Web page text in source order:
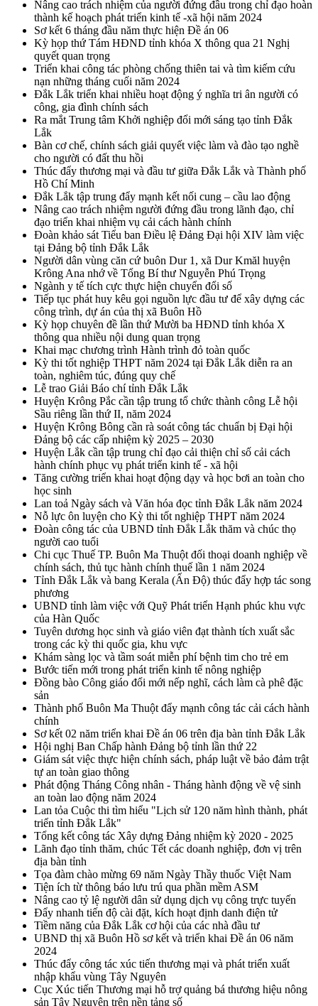
Nâng cao trách nhiệm của người đứng đầu trong chỉ đạo hoàn
thành kế hoạch phát triển kinh tế -xã hội năm 2024
Sơ kết 6 tháng đầu năm thực hiện Đề án 06
Kỳ họp thứ Tám HĐND tỉnh khóa X thông qua 21 Nghị
quyết quan trọng
Triển khai công tác phòng chống thiên tai và tìm kiếm cứu
nạn những tháng cuối năm 2024
Đắk Lắk triển khai nhiều hoạt động ý nghĩa tri ân người có
công, gia đình chính sách
Ra mắt Trung tâm Khởi nghiệp đổi mới sáng tạo tỉnh Đắk
Lắk
Bàn cơ chế, chính sách giải quyết việc làm và đào tạo nghề
cho người có đất thu hồi
Thúc đẩy thương mại và đầu tư giữa Đắk Lắk và Thành phố
Hồ Chí Minh
Đắk Lắk tập trung đẩy mạnh kết nối cung – cầu lao động
Nâng cao trách nhiệm người đứng đầu trong lãnh đạo, chỉ
đạo triển khai nhiệm vụ cải cách hành chính
Đoàn khảo sát Tiểu ban Điều lệ Đảng Đại hội XIV làm việc
tại Đảng bộ tỉnh Đắk Lắk
Người dân vùng căn cứ buôn Dur 1, xã Dur Kmăl huyện
Krông Ana nhớ về Tổng Bí thư Nguyễn Phú Trọng
Ngành y tế tích cực thực hiện chuyển đổi số
Tiếp tục phát huy kêu gọi nguồn lực đầu tư để xây dựng các
công trình, dự án của thị xã Buôn Hồ
Kỳ họp chuyên đề lần thứ Mười ba HĐND tỉnh khóa X
thông qua nhiều nội dung quan trọng
Khai mạc chương trình Hành trình đỏ toàn quốc
Kỳ thi tốt nghiệp THPT năm 2024 tại Đắk Lắk diễn ra an
toàn, nghiêm túc, đúng quy chế
Lễ trao Giải Báo chí tỉnh Đắk Lắk
Huyện Krông Pắc cần tập trung tổ chức thành công Lễ hội
Sầu riêng lần thứ II, năm 2024
Huyện Krông Bông cần rà soát công tác chuẩn bị Đại hội
Đảng bộ các cấp nhiệm kỳ 2025 – 2030
Huyện Lắk cần tập trung chỉ đạo cải thiện chỉ số cải cách
hành chính phục vụ phát triển kinh tế - xã hội
Tăng cường triển khai hoạt động dạy và học bơi an toàn cho
học sinh
Lan toả Ngày sách và Văn hóa đọc tỉnh Đắk Lắk năm 2024
Nỗ lực ôn luyện cho Kỳ thi tốt nghiệp THPT năm 2024
Đoàn công tác của UBND tỉnh Đắk Lắk thăm và chúc thọ
người cao tuổi
Chi cục Thuế TP. Buôn Ma Thuột đối thoại doanh nghiệp về
chính sách, thủ tục hành chính thuế lần 1 năm 2024
Tỉnh Đắk Lắk và bang Kerala (Ấn Độ) thúc đẩy hợp tác song
phương
UBND tỉnh làm việc với Quỹ Phát triển Hạnh phúc khu vực
của Hàn Quốc
Tuyên dương học sinh và giáo viên đạt thành tích xuất sắc
trong các kỳ thi quốc gia, khu vực
Khám sàng lọc và tầm soát miễn phí bệnh tim cho trẻ em
Bước tiến mới trong phát triển kinh tế nông nghiệp
Đồng bào Công giáo đổi mới nếp nghĩ, cách làm cà phê đặc
sản
Thành phố Buôn Ma Thuột đẩy mạnh công tác cải cách hành
chính
Sơ kết 02 năm triển khai Đề án 06 trên địa bàn tỉnh Đắk Lắk
Hội nghị Ban Chấp hành Đảng bộ tỉnh lần thứ 22
Giám sát việc thực hiện chính sách, pháp luật về bảo đảm trật
tự an toàn giao thông
Phát động Tháng Công nhân - Tháng hành động về vệ sinh
an toàn lao động năm 2024
Lan tỏa Cuộc thi tìm hiểu "Lịch sử 120 năm hình thành, phát
triển tỉnh Đắk Lắk"
Tổng kết công tác Xây dựng Đảng nhiệm kỳ 2020 - 2025
Lãnh đạo tỉnh thăm, chúc Tết các doanh nghiệp, đơn vị trên
địa bàn tỉnh
Tọa đàm chào mừng 69 năm Ngày Thầy thuốc Việt Nam
Tiện ích từ thông báo lưu trú qua phần mềm ASM
Nâng cao tỷ lệ người dân sử dụng dịch vụ công trực tuyến
Đẩy nhanh tiến độ cài đặt, kích hoạt định danh điện tử
Tiềm năng của Đắk Lắk cơ hội của các nhà đầu tư
UBND thị xã Buôn Hồ sơ kết và triển khai Đề án 06 năm
2024
Thúc đẩy công tác xúc tiến thương mại và phát triển xuất
nhập khẩu vùng Tây Nguyên
Cục Xúc tiến Thương mại hỗ trợ quảng bá thương hiệu nông
sản Tây Nguyên trên nền tảng số